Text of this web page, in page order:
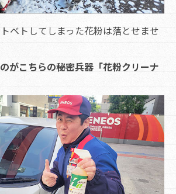
ベトしてしまった花粉は落とせませ
がこちらの秘密兵器「花粉クリーナ